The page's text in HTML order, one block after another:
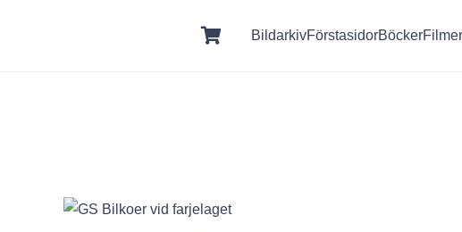
BildarkivFörstasidorBöckerFilmer